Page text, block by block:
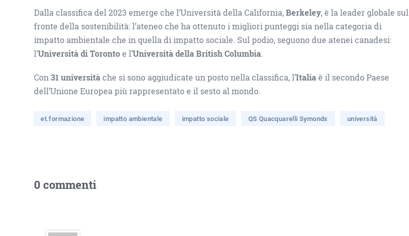
Dalla classifica del 2023 emerge che l’Università della California,Berkeley, è la leader globale sul
fronte della sostenibilità: l’ateneo che ha ottenuto i migliori punteggi sia nella categoria di
impatto ambientale che in quella di impatto sociale. Sul podio, seguono due atenei canadesi:
l’Università di Torontoe l’Università della British Columbia.
Con31 universitàche si sono aggiudicate un posto nella classifica, l’Italiaè il secondo Paese
dell’Unione Europea più rappresentato e il sesto al mondo.
et.formazione impatto ambientale impatto sociale QS Quacquarelli Symonds università
0 commenti